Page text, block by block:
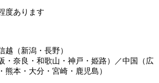
度あります
（新潟・長野）
・奈良・和歌山・神戸・姫路）／中国（広
本・大分・宮崎・鹿児島）